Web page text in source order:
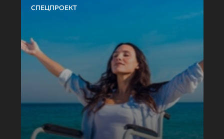
СПЕЦПРОЕКТ